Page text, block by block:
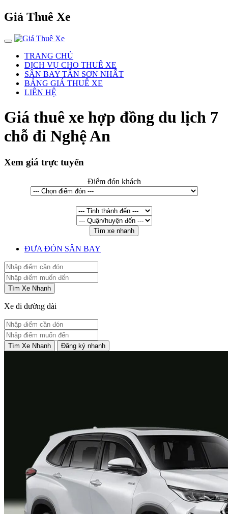
Giá Thuê Xe
TRANG CHỦ
DỊCH VỤ CHO THUÊ XE
SÂN BAY TÂN SƠN NHẤT
BẢNG GIÁ THUÊ XE
LIÊN HỆ
Giá thuê xe hợp đồng du lịch 7
chỗ đi Nghệ An
Xem giá trực tuyến
Điểm đón khách
Tìm xe nhanh
ĐƯA ĐÓN SÂN BAY
Tìm Xe Nhanh
Xe đi đường dài
Tìm Xe Nhanh Đăng ký nhanh